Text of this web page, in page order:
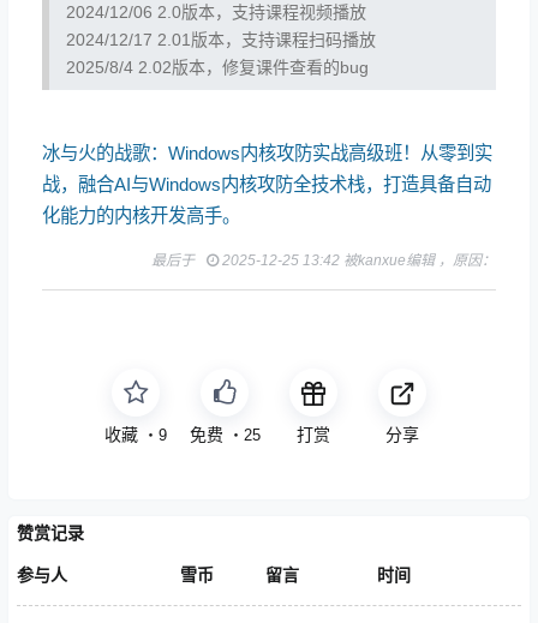
2024/12/06 2.0版本，支持课程视频播放
2024/12/17 2.01版本，支持课程扫码播放
2025/8/4 2.02版本，修复课件查看的bug
冰与火的战歌：Windows内核攻防实战高级班！从零到实
战，融合AI与Windows内核攻防全技术栈，打造具备自动
化能力的内核开发高手。
最后于 2025-12-25 13:42 被kanxue编辑 ，原因：
收藏 ・ 9 点赞 ・ 25 打赏 分享
赞赏记录
参与人 雪币 留言 时间